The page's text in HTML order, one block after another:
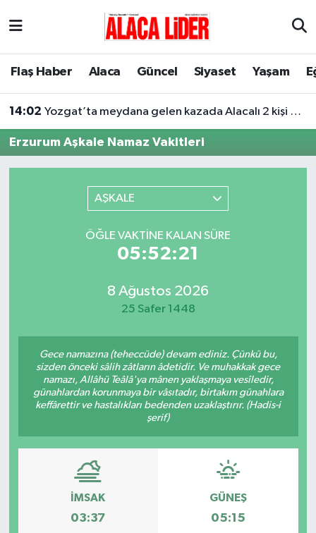
Flaş Haber Alaca Güncel Siyaset Yaşam
14:02 Yozgat’ta meydana gelen kazada Alacalı 2 kişi hayatını kaybetti
Erzurum Aşkale Namaz Vakitleri
AŞKALE
ÖĞLE VAKTINE KALAN SÜRE
05:52:21
8 Ağustos 2026
25 Safer 1448
Gece namazına (teheccüde) devam ediniz. Çünkü bu,
sizden önceki sâlih zâtların âdetidir. Ve muhakkak gece
namazı, Allâhü Teâlâ'ya mânen yaklaşmaya vesîledir,
günahlardan korunmaya bir vâsıtadır, birtakım günahlara
keffârettir ve hastalıkları bedenden uzaklaştırır. (Hadis-i
şerif)
İMSAK
03:37
GÜNEŞ
05:15
Çorum Nöbetçi Eczaneler
Süper Lig Puan Durumu ve Fikstür
Tüm Manşetler